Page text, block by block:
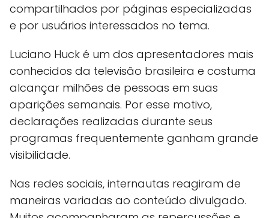
compartilhados por páginas especializadas
e por usuários interessados no tema.
Luciano Huck é um dos apresentadores mais
conhecidos da televisão brasileira e costuma
alcançar milhões de pessoas em suas
aparições semanais. Por esse motivo,
declarações realizadas durante seus
programas frequentemente ganham grande
visibilidade.
Nas redes sociais, internautas reagiram de
maneiras variadas ao conteúdo divulgado.